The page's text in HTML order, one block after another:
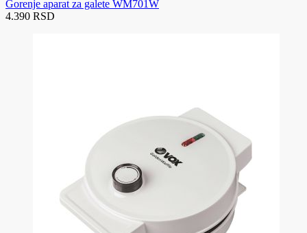
Gorenje aparat za galete WM701W
4.390 RSD